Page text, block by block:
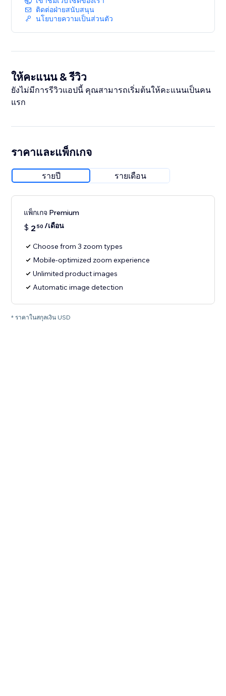
detail.
ติดต่อฝ่ายสนับสนุน
นโยบายความเป็นส่วนตัว
ให้คะแนน & รีวิว
ยังไม่มีการรีวิวแอปนี้ คุณสามารถเริ่มต้นให้คะแนนเป็นคน
แรก
ราคาและแพ็กเกจ
รายปี รายเดือน
แพ็กเกจ Premium
$ 2 50 /เดือน
Choose from 3 zoom types
Mobile-optimized zoom experience
Unlimited product images
Automatic image detection
* ราคาในสกุลเงิน USD